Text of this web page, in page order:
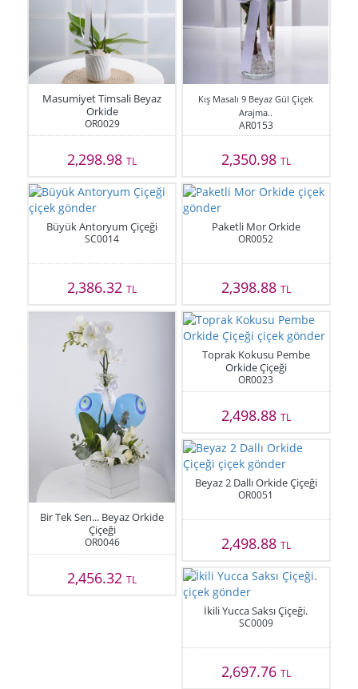
Masumiyet Timsali Beyaz
Orkide
OR0029
2,298.98TL
Kış Masalı 9 Beyaz Gül Çiçek
Arajma..
AR0153
2,350.98 TL
Büyük Antoryum Çiçeği
SC0014
2,386.32TL
Paketli Mor Orkide
OR0052
2,398.88 TL
Bir Tek Sen... Beyaz Orkide
Çiçeği
OR0046
2,456.32TL
Toprak Kokusu Pembe
Orkide Çiçeği
OR0023
2,498.88 TL
Beyaz 2 Dallı Orkide Çiçeği
OR0051
2,498.88 TL
İkili Yucca Saksı Çiçeği.
SC0009
2,697.76 TL